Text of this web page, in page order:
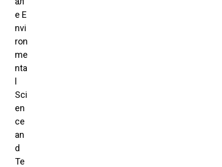
е E
nvi
ron
me
nta
l
Sci
en
ce
an
d
Te